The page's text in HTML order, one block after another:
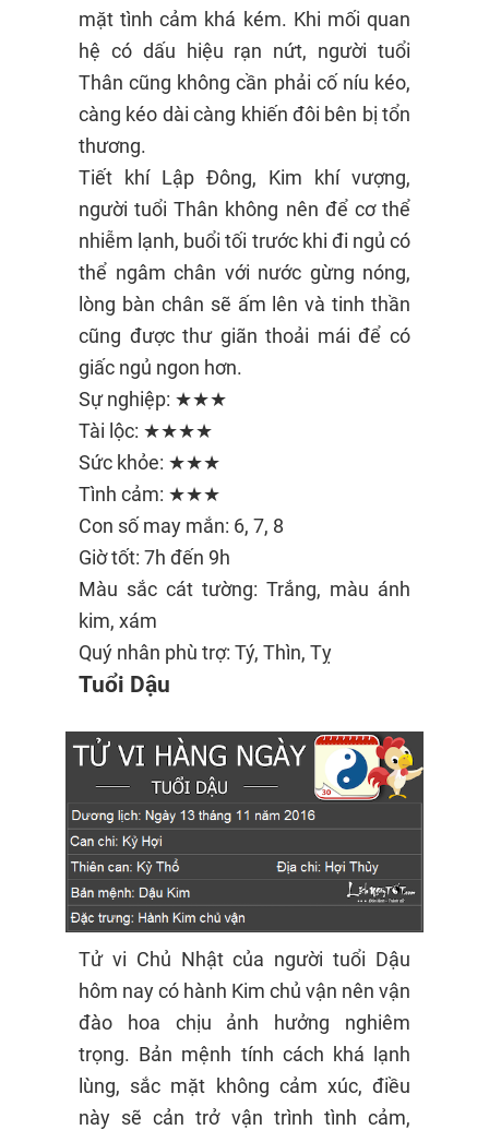
mặt tình cảm khá kém. Khi mối quan
hệ có dấu hiệu rạn nứt, người tuổi
Thân cũng không cần phải cố níu kéo,
càng kéo dài càng khiến đôi bên bị tổn
thương.
Tiết khí Lập Đông, Kim khí vượng,
người tuổi Thân không nên để cơ thể
nhiễm lạnh, buổi tối trước khi đi ngủ có
thể ngâm chân với nước gừng nóng,
lòng bàn chân sẽ ấm lên và tinh thần
cũng được thư giãn thoải mái để có
giấc ngủ ngon hơn.
Sự nghiệp: ★★★
Tài lộc: ★★★★
Sức khỏe: ★★★
Tình cảm: ★★★
Con số may mắn: 6, 7, 8
Giờ tốt: 7h đến 9h
Màu sắc cát tường: Trắng, màu ánh
kim, xám
Quý nhân phù trợ: Tý, Thìn, Tỵ
Tuổi Dậu
Tử vi Chủ Nhật của người tuổi Dậu
hôm nay có hành Kim chủ vận nên vận
đào hoa chịu ảnh hưởng nghiêm
trọng. Bản mệnh tính cách khá lạnh
lùng, sắc mặt không cảm xúc, điều
này sẽ cản trở vận trình tình cảm,